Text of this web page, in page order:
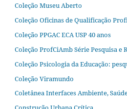
Coleção Museu Aberto
Coleção Oficinas de Qualificação
Coleção PPGAC ECA USP 40 anos
Coleção ProfCiAmb Série Pesquisa e
Coleção Psicologia da Educação:
Coleção Viramundo
Coletânea Interfaces Ambiente,